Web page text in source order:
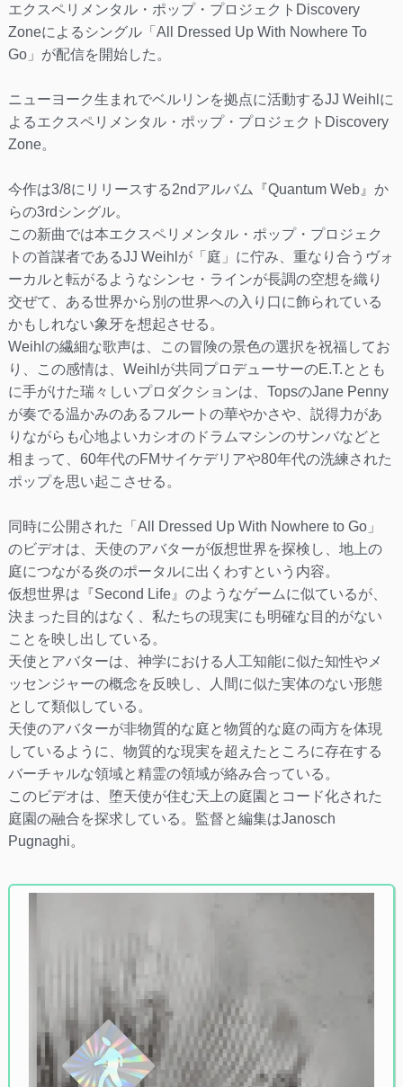
エクスペリメンタル・ポップ・プロジェクトDiscovery
Zoneによるシングル「All Dressed Up With Nowhere To
Go」が配信を開始した。
ニューヨーク生まれでベルリンを拠点に活動するJJ Weihlに
よるエクスペリメンタル・ポップ・プロジェクトDiscovery
Zone。
今作は3/8にリリースする2ndアルバム『Quantum Web』か
らの3rdシングル。
この新曲では本エクスペリメンタル・ポップ・プロジェク
トの首謀者であるJJ Weihlが「庭」に佇み、重なり合うヴォ
ーカルと転がるようなシンセ・ラインが長調の空想を織り
交ぜて、ある世界から別の世界への入り口に飾られている
かもしれない象牙を想起させる。
Weihlの繊細な歌声は、この冒険の景色の選択を祝福してお
り、この感情は、Weihlが共同プロデューサーのE.T.ととも
に手がけた瑞々しいプロダクションは、TopsのJane Penny
が奏でる温かみのあるフルートの華やかさや、説得力があ
りながらも心地よいカシオのドラムマシンのサンバなどと
相まって、60年代のFMサイケデリアや80年代の洗練された
ポップを思い起こさせる。
同時に公開された「All Dressed Up With Nowhere to Go」
のビデオは、天使のアバターが仮想世界を探検し、地上の
庭につながる炎のポータルに出くわすという内容。
仮想世界は『Second Life』のようなゲームに似ているが、
決まった目的はなく、私たちの現実にも明確な目的がない
ことを映し出している。
天使とアバターは、神学における人工知能に似た知性やメ
ッセンジャーの概念を反映し、人間に似た実体のない形態
として類似している。
天使のアバターが非物質的な庭と物質的な庭の両方を体現
しているように、物質的な現実を超えたところに存在する
バーチャルな領域と精霊の領域が絡み合っている。
このビデオは、堕天使が住む天上の庭園とコード化された
庭園の融合を探求している。監督と編集はJanosch
Pugnaghi。